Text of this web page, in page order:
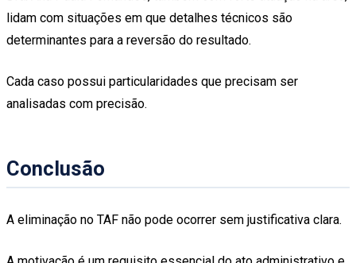
lidam com situações em que detalhes técnicos são
determinantes para a reversão do resultado.
Cada caso possui particularidades que precisam ser
analisadas com precisão.
Conclusão
A eliminação no TAF não pode ocorrer sem justificativa clara.